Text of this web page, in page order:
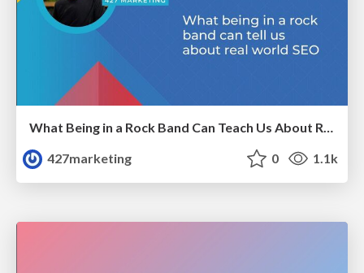
What Being in a Rock Band Can Teach Us About Real World SEO
427marketing
0 1.1k